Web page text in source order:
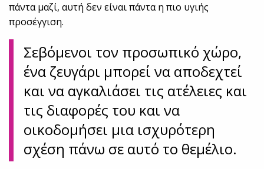
πάντα μαζί, αυτή δεν είναι πάντα η πιο υγιής
προσέγγιση.
Σεβόμενοι τον προσωπικό χώρο,
ένα ζευγάρι μπορεί να αποδεχτεί
και να αγκαλιάσει τις ατέλειες και
τις διαφορές του και να
οικοδομήσει μια ισχυρότερη
σχέση πάνω σε αυτό το θεμέλιο.